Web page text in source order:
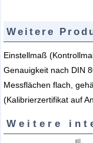
Weitere
Einstellmaß
Genauigkeit nach DIN
Messflächen flach,
(Kalibrierzertifikat auf
Weitere